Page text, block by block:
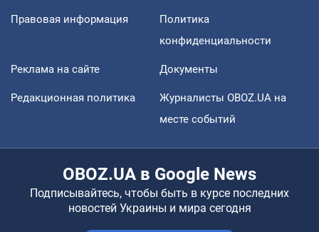
Правовая информация
Политика
конфиденциальности
Реклама на сайте Документы
Редакционная политика
Журналисты OBOZ.UA на
месте событий
OBOZ.UA в Google News
Подписывайтесь, чтобы быть в курсе последних
новостей Украины и мира сегодня